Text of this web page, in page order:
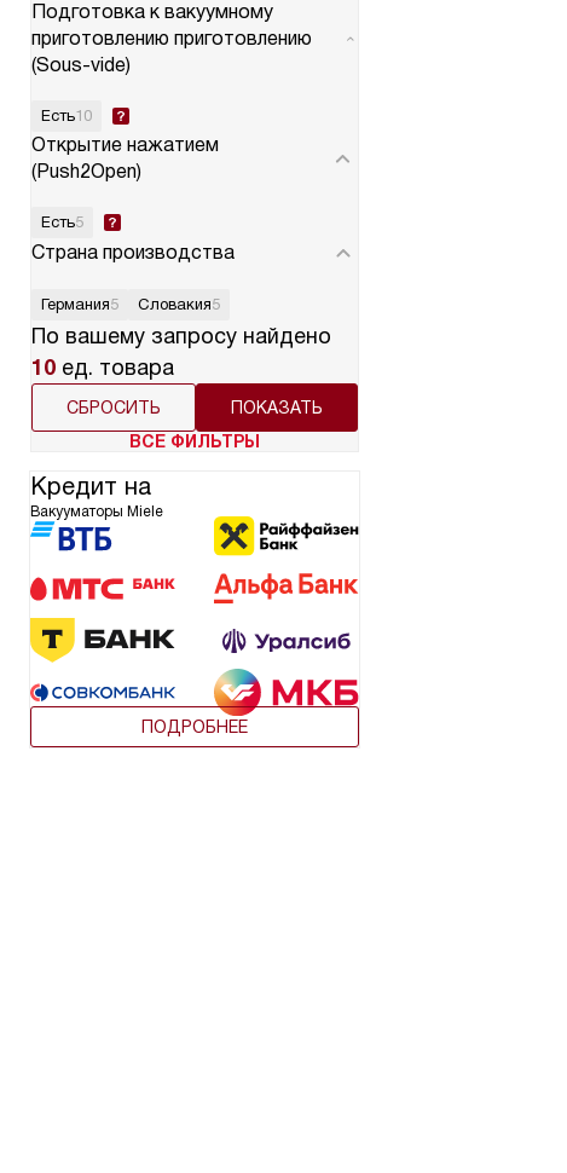
Подготовка к вакуумному
приготовлению приготовлению
(Sous-vide)
Есть10
Открытие нажатием
(Push2Open)
Есть5
Страна производства
Германия5 Словакия5
По вашему запросу найдено
10 ед. товара
СБРОСИТЬ
ВСЕ ФИЛЬТРЫ
Кредит на
Вакууматоры Miele
ПОДРОБНЕЕ